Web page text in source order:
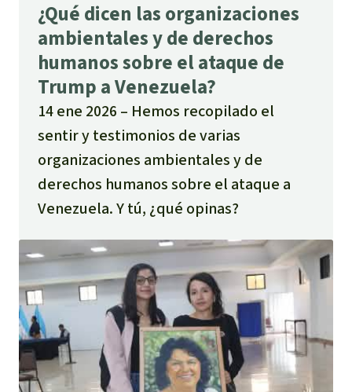
¿Qué dicen las organizaciones
ambientales y de derechos
humanos sobre el ataque de
Trump a Venezuela?
14 ene 2026
Hemos recopilado el
sentir y testimonios de varias
organizaciones ambientales y de
derechos humanos sobre el ataque a
Venezuela. Y tú, ¿qué opinas?